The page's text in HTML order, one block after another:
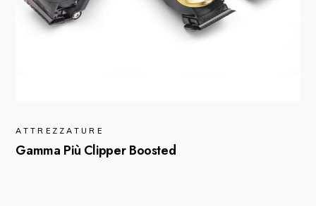
ATTREZZATURE
Gamma Più Clipper Boosted